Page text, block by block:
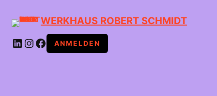
WERKHAUS ROBERT SCHMIDT
LINKEDIN INSTAGRAMFACEBOOK ANMELDEN